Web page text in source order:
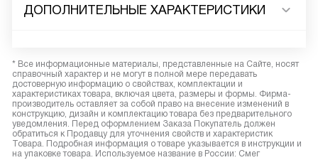
ДОПОЛНИТЕЛЬНЫЕ ХАРАКТЕРИСТИКИ
* Все информационные материалы, представленные на Сайте, носят
справочный характер и не могут в полной мере передавать
достоверную информацию о свойствах, комплектации и
характеристиках товара, включая цвета, размеры и формы. Фирма-
производитель оставляет за собой право на внесение изменений в
конструкцию, дизайн и комплектацию товара без предварительного
уведомления. Перед оформлением Заказа Покупатель должен
обратиться к Продавцу для уточнения свойств и характеристик
Товара. Подробная информация о товаре указывается в инструкции и
на упаковке товара. Используемое название в России: Смег